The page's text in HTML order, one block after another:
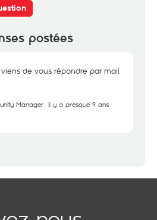
postées
de vous répondre par mail.
Manager il y a presque 9 ans